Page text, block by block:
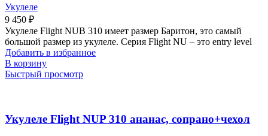
Укулеле
9 450 ₽
Укулеле Flight NUB 310 имеет размер Баритон, это самый
большой размер из укулеле. Серия Flight NU – это entry level
Добавить в избранное
В корзину
Быстрый просмотр
Укулеле Flight NUP 310 ананас, сопрано+чехол